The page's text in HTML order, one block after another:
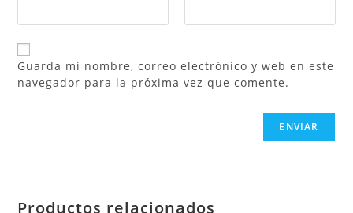
Guarda mi nombre, correo electrónico y web en este
navegador para la próxima vez que comente.
Productos relacionados